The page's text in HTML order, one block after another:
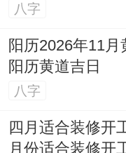
八字
阳历2026年11
阳历黄道吉日
八字
四月适合装修开
月份适合装修开